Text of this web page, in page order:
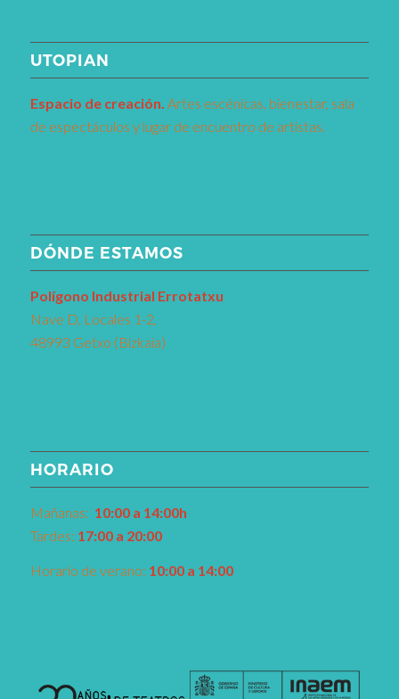
UTOPIAN
Espacio de creación. Artes escénicas, bienestar, sala
de espectáculos y lugar de encuentro de artistas.
DÓNDE ESTAMOS
Polígono Industrial Errotatxu
Nave D, Locales 1-2,
48993 Getxo (Bizkaia)
HORARIO
Mañanas: 10:00 a 14:00h
Tardes: 17:00 a 20:00
Horario de verano: 10:00 a 14:00